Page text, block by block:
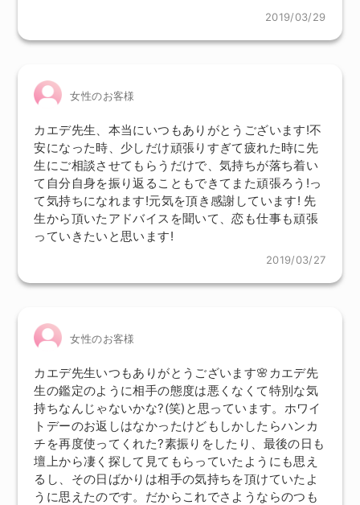
2019/03/29
女性のお客様
カエデ先生、本当にいつもありがとうございます!不
安になった時、少しだけ頑張りすぎて疲れた時に先
生にご相談させてもらうだけで、気持ちが落ち着い
て自分自身を振り返ることもできてまた頑張ろう!っ
て気持ちになれます!元気を頂き感謝しています! 先
生から頂いたアドバイスを聞いて、恋も仕事も頑張
っていきたいと思います!
2019/03/27
女性のお客様
カエデ先生いつもありがとうございます🌸カエデ先
生の鑑定のように相手の態度は悪くなくて特別な気
持ちなんじゃないかな?(笑)と思っています。ホワイ
トデーのお返しはなかったけどもしかしたらハンカ
チを再度使ってくれた?素振りをしたり、最後の日も
壇上から凄く探して見てもらっていたようにも思え
るし、その日ばかりは相手の気持ちを頂けていたよ
うに思えたのです。だからこれでさようならのつも